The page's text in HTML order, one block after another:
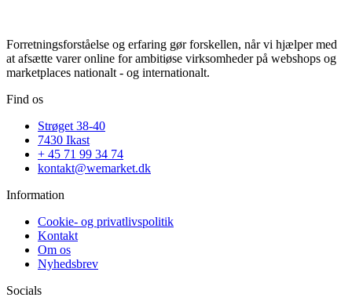
Forretningsforståelse og erfaring gør forskellen, når vi hjælper med
at afsætte varer online for ambitiøse virksomheder på webshops og
marketplaces nationalt - og internationalt.
Find os
Strøget 38-40
7430 Ikast
+ 45 71 99 34 74
kontakt@wemarket.dk
Information
Cookie- og privatlivspolitik
Kontakt
Om os
Nyhedsbrev
Socials